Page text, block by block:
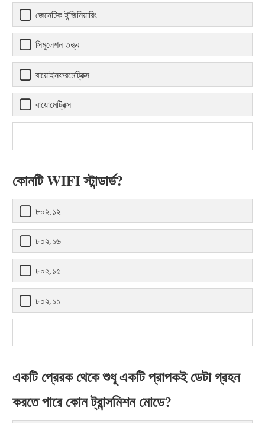
জেনেটিক ইন্জিনিয়ারিং
সিমুলেশন তত্ত্ব
বায়োইনফরমেট্রিক্স
বায়োমেট্রিক্স
কোনটি WIFI স্টান্ডার্ড?
৮০২.১২
৮০২.১৬
৮০২.১৫
৮০২.১১
একটি প্রেরক থেকে শুধূ একটি প্রাপকই ডেটা গ্রহন
করতে পারে কোন ট্রান্সমিশন মোডে?